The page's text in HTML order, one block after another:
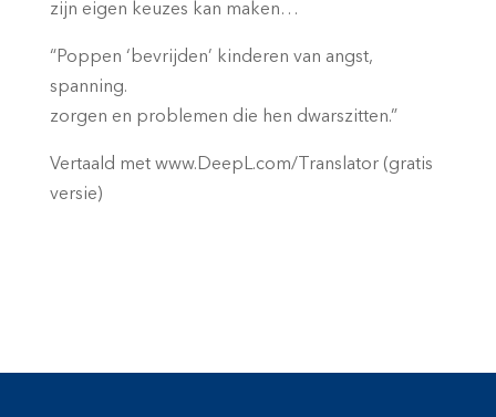
zijn eigen keuzes kan maken…
“Poppen ‘bevrijden’ kinderen van angst,
spanning.
zorgen en problemen die hen dwarszitten.”
Vertaald met www.DeepL.com/Translator (gratis
versie)